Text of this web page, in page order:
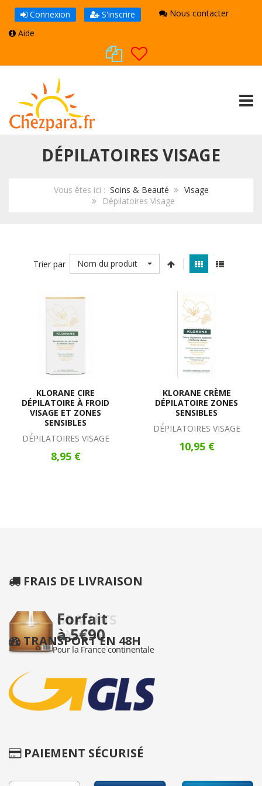
Connexion S'inscrire
Nous contacter
Aide
DÉPILATOIRES VISAGE
Vous êtes ici : Soins & Beauté
Visage
Dépilatoires Visage
Trier par Nom du produit
KLORANE CIRE
DÉPILATOIRE À FROID
VISAGE ET ZONES
SENSIBLES
DÉPILATOIRES VISAGE
8,95 €
KLORANE CRÈME
DÉPILATOIRE ZONES
SENSIBLES
DÉPILATOIRES VISAGE
10,95 €
FRAIS DE LIVRAISON
TRANSPORT EN 48H
PAIEMENT SÉCURISÉ